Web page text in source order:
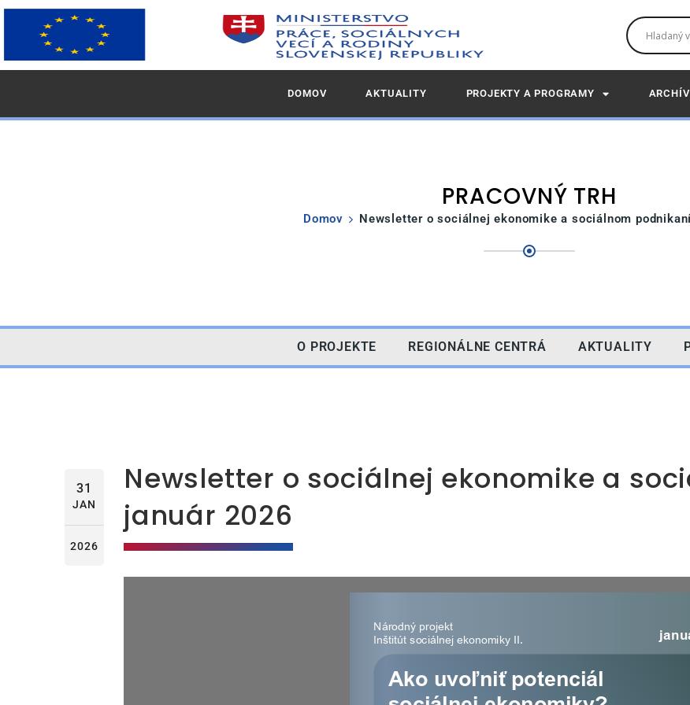
DOMOV AKTUALITY PROJEKTY A PROGRAMY ARCHÍV
PRACOVNÝ TRH
Domov Newsletter o sociálnej ekonomike a sociálnom
O PROJEKTE REGIONÁLNE CENTRÁ AKTUALITY
31
JAN
2026
Newsletter o sociálnej ekonomike a
január 2026